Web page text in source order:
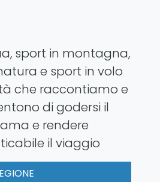
sport in montagna,
e sport in volo
che raccontiamo e
di godersi il
e rendere
il viaggio